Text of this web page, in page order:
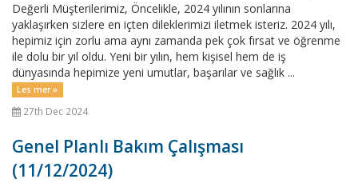
Değerli Müşterilerimiz, Öncelikle, 2024 yılının sonlarına
yaklaşırken sizlere en içten dileklerimizi iletmek isteriz. 2024 yılı,
hepimiz için zorlu ama aynı zamanda pek çok fırsat ve öğrenme
ile dolu bir yıl oldu. Yeni bir yılın, hem kişisel hem de iş
dünyasında hepimize yeni umutlar, başarılar ve sağlık ...
Les mer »
27th Dec 2024
Genel Planlı Bakım Çalışması
(11/12/2024)